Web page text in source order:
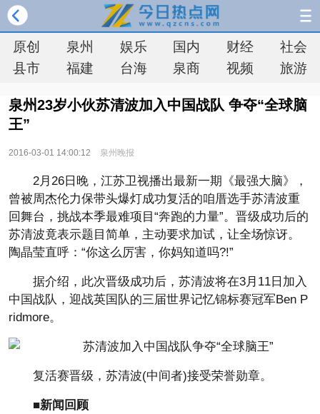
原创 泉州 娱乐 国内 财经
社会
县市
福建 台海 泉商 视频 旅游
泉州23岁小伙苏清波加入中国战队 争夺“全球脑
王”
2016-03-01 14:00:12 泉州晚报
2月26日晚，江苏卫视播出最新一期《最强大脑》，
曾被周杰伦力保带头爆灯成功复活的咱厝选手苏清波重
回舞台，挑战本季最难项目“奔跑的力量”。晋级成功后的
苏清波竟表示题目简单，主动要求加试，让全场惊讶。
陶晶莹直呼：“你这么厉害，你妈知道吗?!”
据介绍，此次晋级成功后，苏清波将在3月11日加入
中国战队，迎战英国队的三届世界记忆锦标赛冠军Ben P
ridmore。
复活赛晋级，苏清波(中间者)接受荣誉勋章。
■新闻回顾